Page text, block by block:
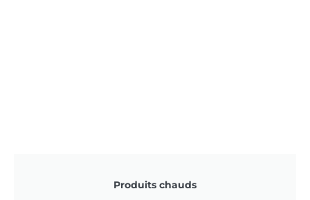
Produits chauds